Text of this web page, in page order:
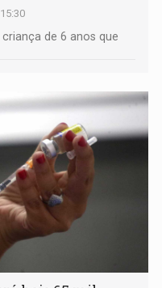
de 6 anos que